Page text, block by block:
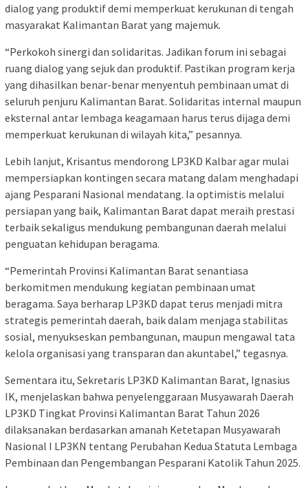
dialog yang produktif demi memperkuat kerukunan di tengah
masyarakat Kalimantan Barat yang majemuk.
“Perkokoh sinergi dan solidaritas. Jadikan forum ini sebagai
ruang dialog yang sejuk dan produktif. Pastikan program kerja
yang dihasilkan benar-benar menyentuh pembinaan umat di
seluruh penjuru Kalimantan Barat. Solidaritas internal maupun
eksternal antar lembaga keagamaan harus terus dijaga demi
memperkuat kerukunan di wilayah kita,” pesannya.
Lebih lanjut, Krisantus mendorong LP3KD Kalbar agar mulai
mempersiapkan kontingen secara matang dalam menghadapi
ajang Pesparani Nasional mendatang. Ia optimistis melalui
persiapan yang baik, Kalimantan Barat dapat meraih prestasi
terbaik sekaligus mendukung pembangunan daerah melalui
penguatan kehidupan beragama.
“Pemerintah Provinsi Kalimantan Barat senantiasa
berkomitmen mendukung kegiatan pembinaan umat
beragama. Saya berharap LP3KD dapat terus menjadi mitra
strategis pemerintah daerah, baik dalam menjaga stabilitas
sosial, menyukseskan pembangunan, maupun mengawal tata
kelola organisasi yang transparan dan akuntabel,” tegasnya.
Sementara itu, Sekretaris LP3KD Kalimantan Barat, Ignasius
IK, menjelaskan bahwa penyelenggaraan Musyawarah Daerah
LP3KD Tingkat Provinsi Kalimantan Barat Tahun 2026
dilaksanakan berdasarkan amanah Ketetapan Musyawarah
Nasional I LP3KN tentang Perubahan Kedua Statuta Lembaga
Pembinaan dan Pengembangan Pesparani Katolik Tahun 2025.